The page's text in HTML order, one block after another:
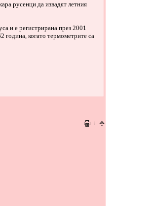
русенци да извадят летния
и е регистрирана през 2001
година, когато термометрите са